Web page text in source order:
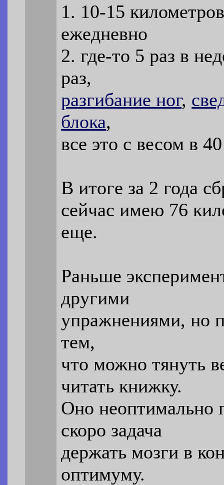
1. 10-15
ежедневно
2. где-то 5 раз в
раз,
разгибание ног,
блока,
все это с весом в
В итоге за 2 года
сейчас имею 76
еще.
Раньше
другими
упражнениями, но
тем,
что можно тянуть
читать книжку.
Оно неоптимально
скоро задача
держать мозги в
оптимуму.